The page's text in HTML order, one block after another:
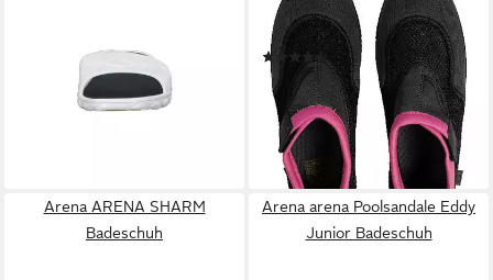
ab 12,99 €
24,95 €
leider ausverkauft
ARENA WATERSHOES
Badeschuh
(28)
19,99 € UVP24,95 €
-20%
lieferbar - in 1-2 Werktagen bei dir
Arena ARENA SHARM
Badeschuh
Arena arena Poolsandale Eddy
Junior Badeschuh